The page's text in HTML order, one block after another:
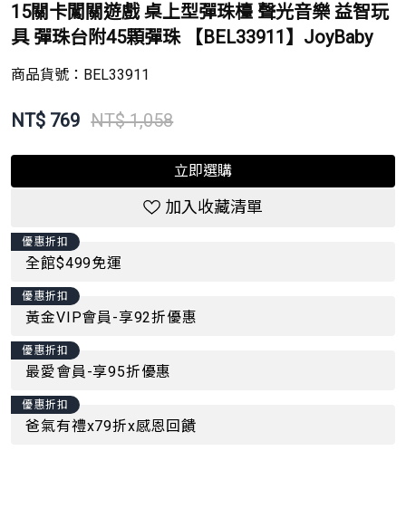
15關卡闖關遊戲 桌上型彈珠檯 聲光音樂 益智玩
具 彈珠台附45顆彈珠 【BEL33911】JoyBaby
商品貨號： BEL33911
NT$ 769 NT$ 1,058
立即選購
加入收藏清單
優惠折扣
全館$499免運
優惠折扣
黃金VIP會員-享92折優惠
優惠折扣
最愛會員-享95折優惠
優惠折扣
爸氣有禮x79折x感恩回饋